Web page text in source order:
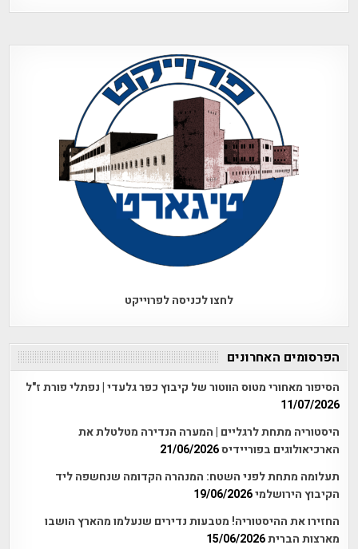
לחצו לכניסה לפרוייקט
הפרסומים האחרונים
הסיפור מאחורי מטוס הווטור של קיבוץ כפר גלעדי | נפתלי פורת ז"ל
11/07/2026
היסטוריה מתחת לרגליים | המערה הנדירה מטלטלת את
הארכיאולוגים בפוריידיס21/06/2026
תעלומה מתחת לפני השטח: המנהרה הקדומה שנחשפה ליד
הקיבוץ הירושלמי19/06/2026
החזירו את ההיסטוריה! מטבעות נדירים שנעלמו מהארץ הושבו
מארצות הברית15/06/2026